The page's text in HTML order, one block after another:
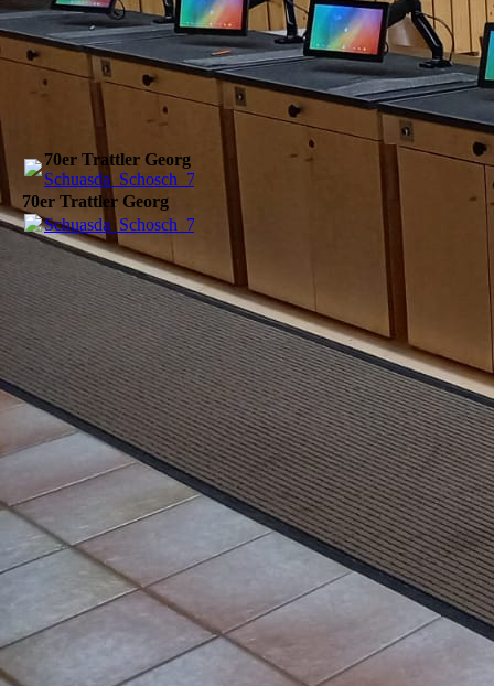
70er Trattler Georg
Schuasda_Schosch_70..pdf
(270.39KB)
70er Trattler Georg
Schuasda_Schosch_70..pdf
(270.39KB)